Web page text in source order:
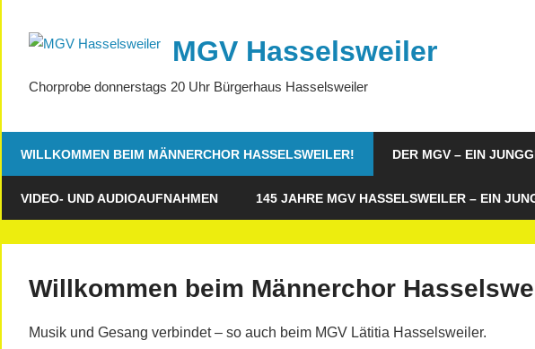
Inhalt
MGV Hasselsweiler
Chorprobe donnerstags 20 Uhr Bürgerhaus Hasselsweiler
WILLKOMMEN BEIM MÄNNERCHOR HASSELSWEILER! DER MGV – EIN
VIDEO- UND AUDIOAUFNAHMEN 145 JAHRE MGV HASSELSWEILER – EIN
Willkommen beim Männerchor
Musik und Gesang verbindet – so auch beim MGV Lätitia Hasselsweiler.